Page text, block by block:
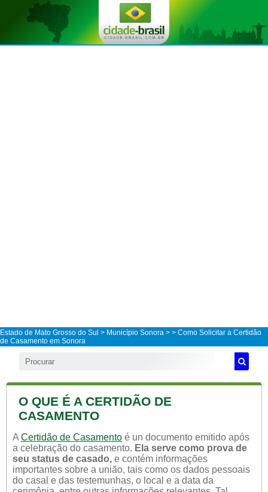
Estado de Mato Grosso do Sul > Município Sonora > > Como Solicitar a Certidão
de Casamento em Sonora
O QUE É A CERTIDÃO DE
CASAMENTO
A Certidão de Casamento é un documento emitido após
a celebração do casamento. Ela serve como prova de
seu status de casado, e contém informações
importantes sobre a união, tais como os dados pessoais
do casal e das testemunhas, o local e a data da